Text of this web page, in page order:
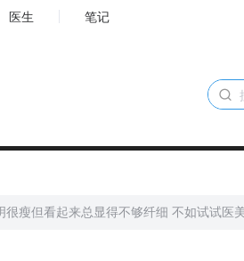
医生 笔记
很瘦但看起来总显得不够纤细 不如试试医